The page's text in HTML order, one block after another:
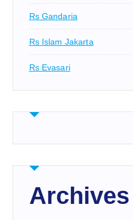
Rs Gandaria
Rs Islam Jakarta
Rs Evasari
Archives